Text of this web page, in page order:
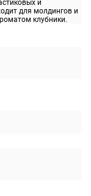
и
для молдингов и
клубники.